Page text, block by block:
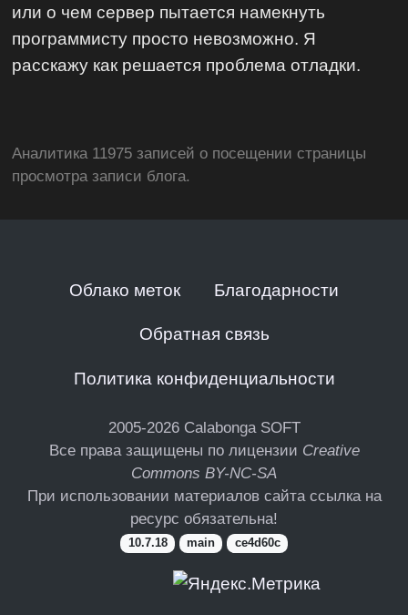
или о чем сервер пытается намекнуть
программисту просто невозможно. Я
расскажу как решается проблема отладки.
Аналитика 11975 записей о посещении страницы
просмотра записи блога.
Облако меток Благодарности
Обратная связь
Политика конфиденциальности
2005-2026 Calabonga SOFT
Все права защищены по лицензии Creative
Commons BY-NC-SA
При использовании материалов сайта ссылка на
ресурс обязательна!
10.7.18 main ce4d60c